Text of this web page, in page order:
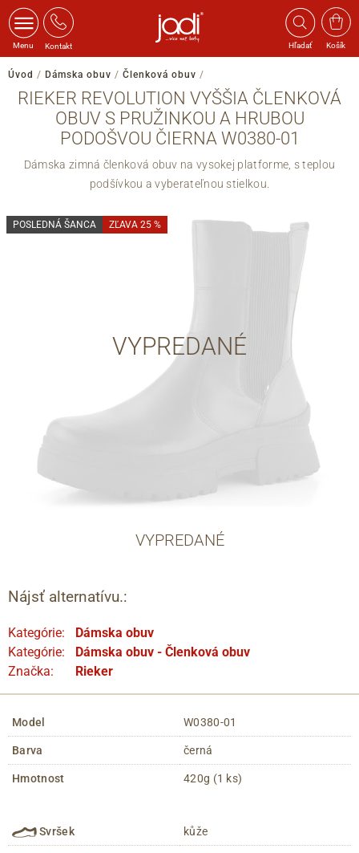
Menu Kontakt Hľadať Košík
Úvod / Dámska obuv / Členková obuv /
RIEKER REVOLUTION VYŠŠIA ČLENKOVÁ
OBUV S PRUŽINKOU A HRUBOU
PODOŠVOU ČIERNA W0380-01
Dámska zimná členková obuv na vysokej platforme, s teplou
podšívkou a vyberateľnou stielkou.
VYPREDANÉ
POSLEDNÁ ŠANCA ZĽAVA 25 %
VYPREDANÉ
Nájsť alternatívu.:
Kategórie:
Dámska obuv
Kategórie:
Dámska obuv - Členková obuv
Značka:
Rieker
Model W0380-01
Barva černá
Hmotnost 420g (1 ks)
Svršek kůže